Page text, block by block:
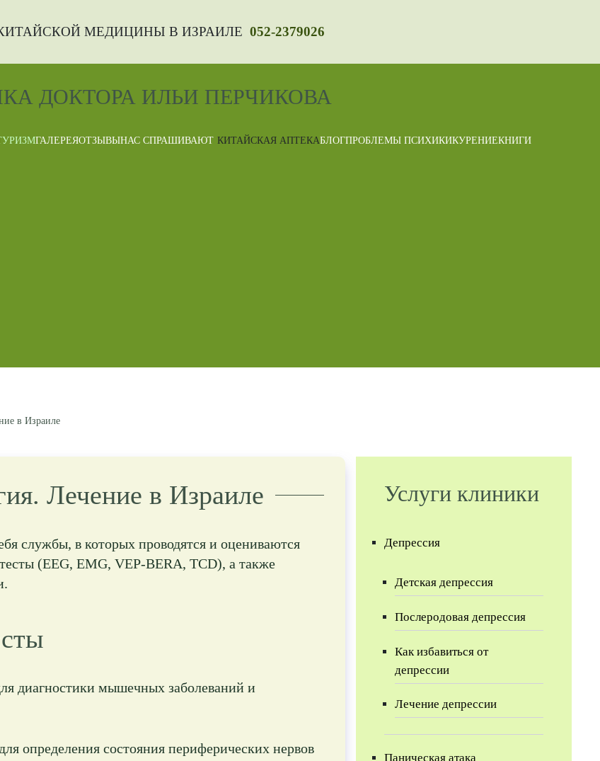
МЕДИЦИНЫ В ИЗРАИЛЕ 052-2379026
ГАЛЕРЕЯОТЗЫВЫНАС СПРАШИВАЮТ КИТАЙСКАЯ АПТЕКАБЛОГПРОБЛЕМЫ ПСИХИКИКУРЕНИЕКНИГИ
в Израиле
Лечение в Израиле
службы, в которых проводятся и оцениваются
(EEG, EMG, VEP-BERA, TCD), а также
диагностики мышечных заболеваний и
определения состояния периферических нервов
Услуги клиники
Депрессия
Детская депрессия
Послеродовая депрессия
Как избавиться от
депрессии
Лечение депрессии
Паническая атака